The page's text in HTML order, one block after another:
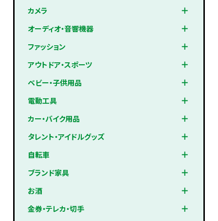
カメラ
オーディオ・音響機器
ファッション
アウトドア・スポーツ
ベビー・子供用品
電動工具
カー・バイク用品
タレント・アイドルグッズ
自転車
ブランド家具
お酒
金券・テレカ・切手